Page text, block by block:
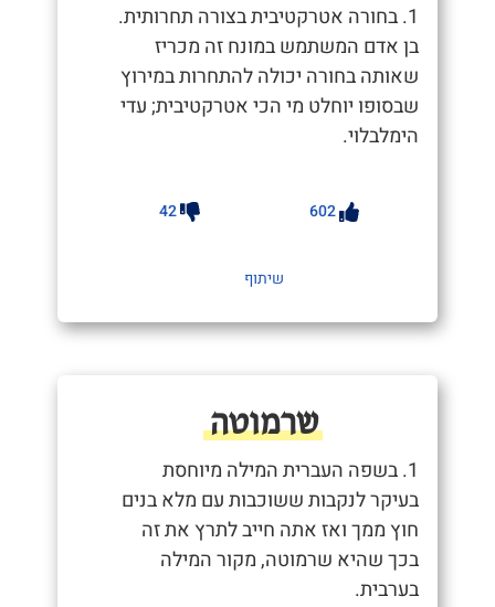
1. בחורה אטרקטיבית בצורה תחרותית.
בן אדם המשתמש במונח זה מכריז
שאותה בחורה יכולה להתחרות במירוץ
שבסופו יוחלט מי הכי אטרקטיבית; עדי
הימלבלוי.
602
42
שיתוף
שרמוטה
1. בשפה העברית המילה מיוחסת
בעיקר לנקבות ששוכבות עם מלא בנים
חוץ ממך ואז אתה חייב לתרץ את זה
בכך שהיא שרמוטה, מקור המילה
בערבית.